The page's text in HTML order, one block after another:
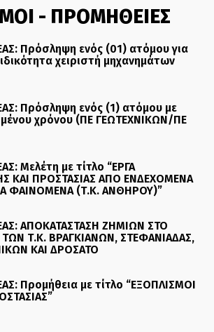
- ΠΡΟΜΗΘΕΙΕΣ
Πρόσληψη ενός (01) ατόμου για
χειριστή μηχανημάτων
Πρόσληψη ενός (1) ατόμου με
χρόνου (ΠΕ ΓΕΩΤΕΧΝΙΚΩΝ/ΠΕ
Μελέτη με τίτλο “ΕΡΓΑ
ΚΑΙ ΠΡΟΣΤΑΣΙΑΣ ΑΠΟ ΕΝΔΕΧΟΜΕΝΑ
ΦΑΙΝΟΜΕΝΑ (Τ.Κ. ΑΝΘΗΡΟΥ)”
ΑΠΟΚΑΤΑΣΤΑΣΗ ΖΗΜΙΩΝ ΣΤΟ
Τ.Κ. ΒΡΑΓΚΙΑΝΩΝ, ΣΤΕΦΑΝΙΑΔΑΣ,
ΚΑΙ ΔΡΟΣΑΤΟ
Προμήθεια με τίτλο “ΕΞΟΠΛΙΣΜΟΙ